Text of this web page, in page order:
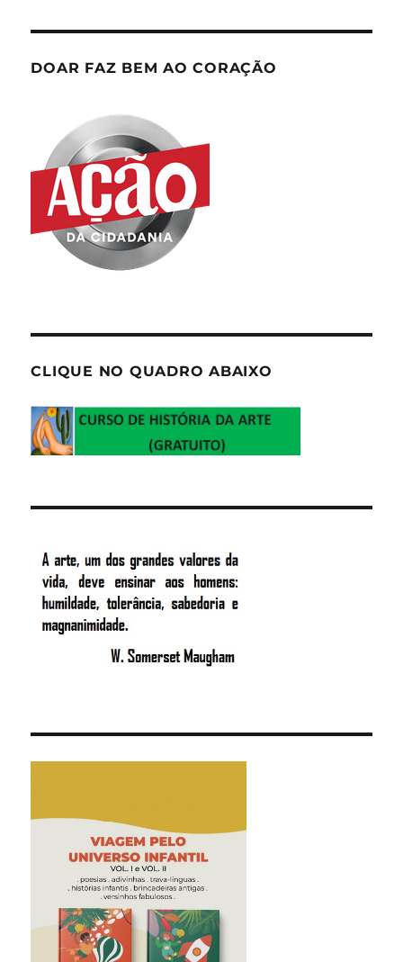
DOAR FAZ BEM AO CORAÇÃO
CLIQUE NO QUADRO ABAIXO